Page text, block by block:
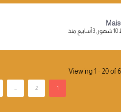
Viewing 1 - 20 of
1
2